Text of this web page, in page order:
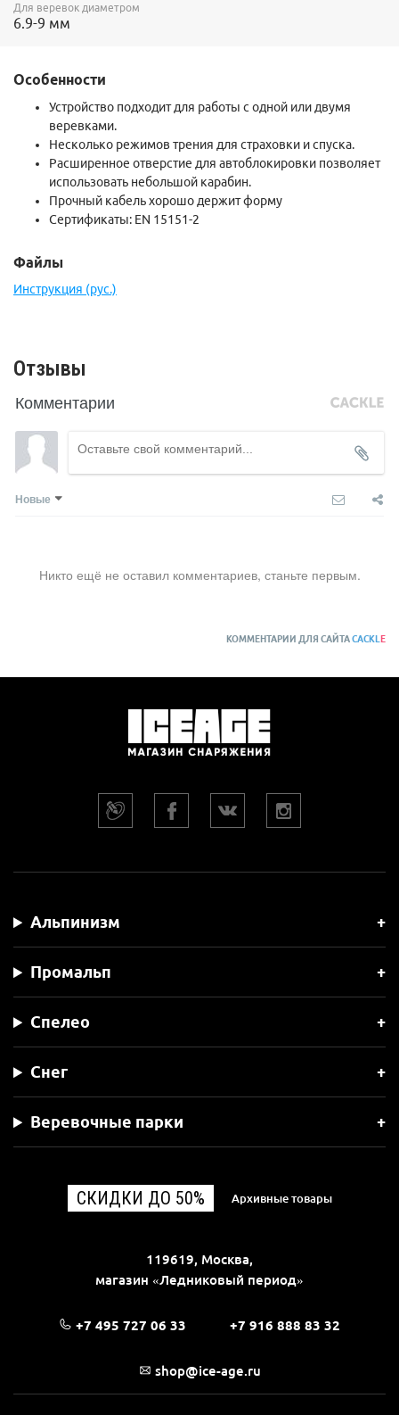
Для веревок диаметром
6.9-9 мм
Особенности
Устройство подходит для работы с одной или двумя
веревками.
Несколько режимов трения для страховки и спуска.
Расширенное отверстие для автоблокировки позволяет
использовать небольшой карабин.
Прочный кабель хорошо держит форму
Сертификаты: EN 15151-2
Файлы
Инструкция (рус.)
Отзывы
Комментарии
Новые
Никто ещё не оставил комментариев, станьте первым.
КОММЕНТАРИИ ДЛЯ САЙТАCACKL E
Альпинизм
Промальп
Спелео
Снег
Веревочные парки
СКИДКИ ДО 50% Архивные товары
119619, Москва,
магазин «Ледниковый период»
+7 495 727 06 33 +7 916 888 83 32
shop@ice-age.ru